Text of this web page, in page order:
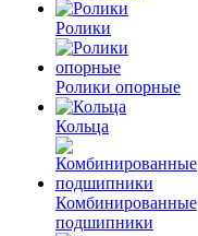
Ролики
Ролики опорные
Кольца
Комбинированные
подшипники